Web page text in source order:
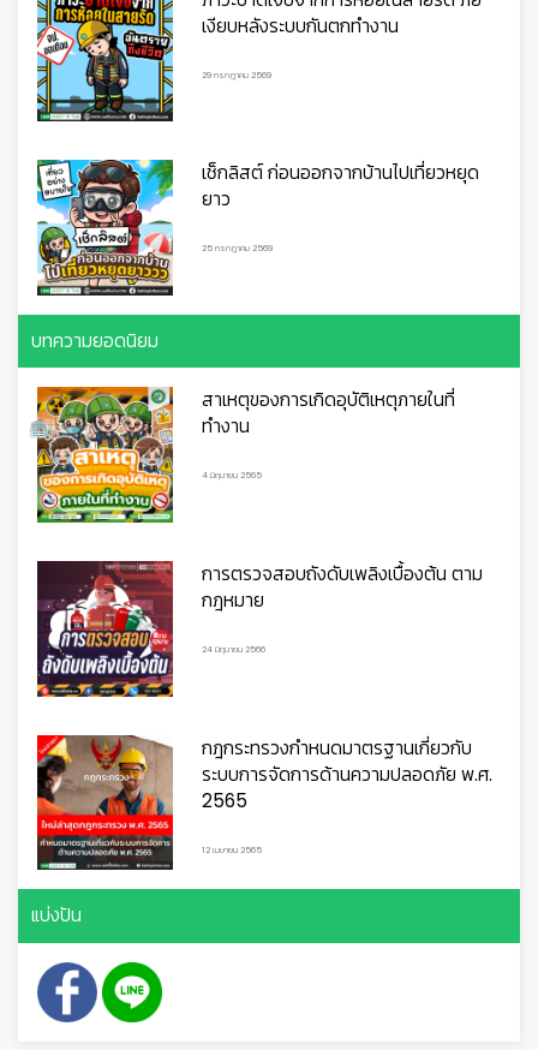
👷
👷‍♀
🦺
เงียบหลังระบบกันตกทำงาน
29 กรกฎาคม 2569
เช็กลิสต์ ก่อนออกจากบ้านไปเที่ยวหยุด
ยาว
25 กรกฎาคม 2569
บทความยอดนิยม
สาเหตุของการเกิดอุบัติเหตุภายในที่
ทำงาน
4 มิถุนายน 2565
การตรวจสอบถังดับเพลิงเบื้องต้น ตาม
กฎหมาย
24 มิถุนายน 2566
กฎกระทรวงกำหนดมาตรฐานเกี่ยวกับ
ระบบการจัดการด้านความปลอดภัย พ.ศ.
2565
12 เมษายน 2565
แบ่งปัน